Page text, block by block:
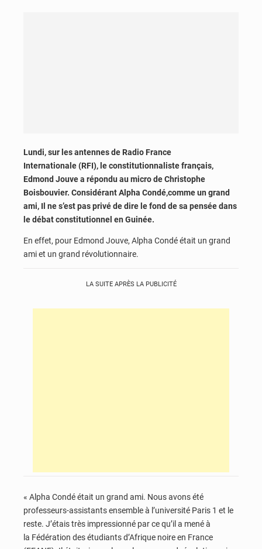
Lundi, sur les antennes de Radio France
Internationale (RFI), l e constitutionnaliste français,
Edmond Jouve a répondu au micro de Christophe
Boisbouvier. Considérant Alpha Condé,comme un grand
ami, Il ne s’est pas privé de dire le fond de sa pensée dans
le débat constitutionnel en Guinée.
En effet, pour Edmond Jouve, Alpha Condé était un grand
ami et un grand révolutionnaire.
LA SUITE APRÈS LA PUBLICITÉ
« Alpha Condé était un grand ami. Nous avons été
professeurs-assistants ensemble à l’université Paris 1 et le
reste. J’étais très impressionné par ce qu’il a mené à
la Fédération des étudiants d’Afrique noire en France